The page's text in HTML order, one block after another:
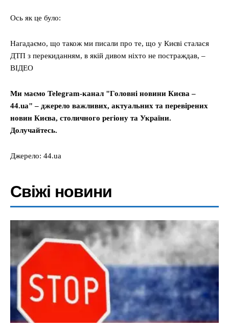
Ось як це було:
Нагадаємо, що також ми писали про те, що у Києві сталася
ДТП з перекиданням, в якій дивом ніхто не постраждав, –
ВІДЕО
Ми маємо Telegram-канал "Головні новини Києва –
44.ua" – джерело важливих, актуальних та перевірених
новин Києва, столичного регіону та України.
Долучайтесь.
Джерело: 44.ua
Свіжі новини